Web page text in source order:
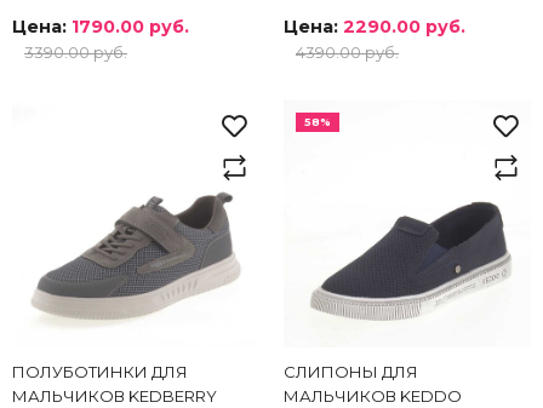
Цена: 1790.00 руб.
3390.00 руб.
Цена: 2290.00 руб.
4390.00 руб.
ПОЛУБОТИНКИ ДЛЯ
МАЛЬЧИКОВ KEDBERRY
58%
СЛИПОНЫ ДЛЯ
МАЛЬЧИКОВ KEDDO